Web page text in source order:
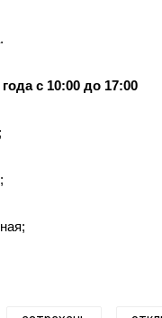
с 10:00 до 17:00